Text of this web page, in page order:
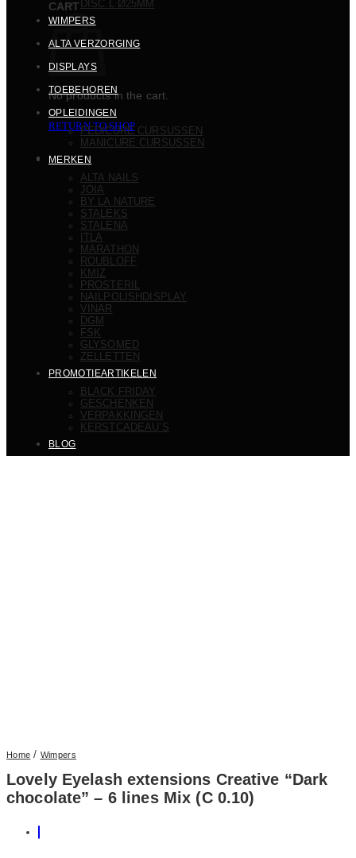
CART
No products in the cart.
RETURN TO SHOP
DISC L Ø25MM
WIMPERS
ALTA VERZORGING
DISPLAYS
TOEBEHOREN
OPLEIDINGEN
PEDICURE CURSUSSEN
MANICURE CURSUSSEN
MERKEN
ALTA NAILS
JOIA
BY LA NATURE
STALEKS
STALENA
ITLA
MARATHON
ROUBLOFF
KMIZ
PROSTERIL
NAILPOLISHDISPLAY
VINAR
DGM
FSK
GLYSOMED
ZELLETTEN
PROMOTIEARTIKELEN
BLACK FRIDAY
GESCHENKEN
VERPAKKINGEN
KERSTCADEAU’S
BLOG
Home / Wimpers
Lovely Eyelash extensions Creative “Dark
chocolate” – 6 lines Mix (C 0.10)